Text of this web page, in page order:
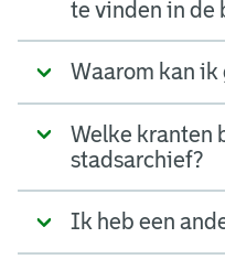
te vinden in de
Waarom kan ik
Welke kranten
stadsarchief?
Ik heb een